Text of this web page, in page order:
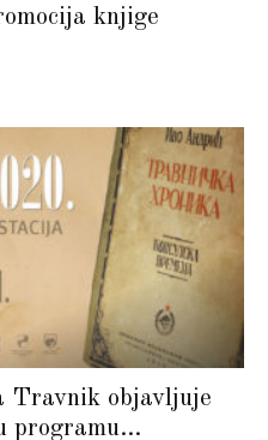
knjige
Travnik objavljuje
programu...